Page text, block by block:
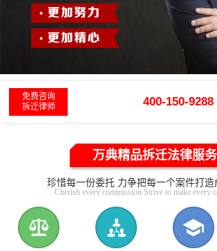
免费咨询
拆迁律师
400-150-
万典精品拆迁法律服务
珍惜每一份委托 力争把每一个案件打造
Cherish every commission Strive to make every